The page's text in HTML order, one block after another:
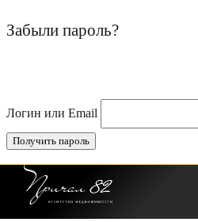
Забыли пароль?
Логин или Email
Ялта